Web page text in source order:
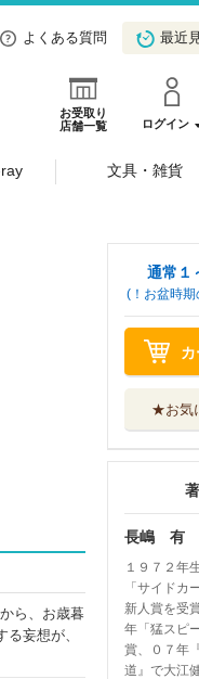
よくある質問 最近
お受取り
店舗一覧
ログイン
文具・雑貨
ら、お歳暮
妄想が、
通常１
(！お盆時
★お気
長嶋 有
１９７２年
「サイドカ
新人賞を受
年「猛スピ
賞、０７年
道』で大江